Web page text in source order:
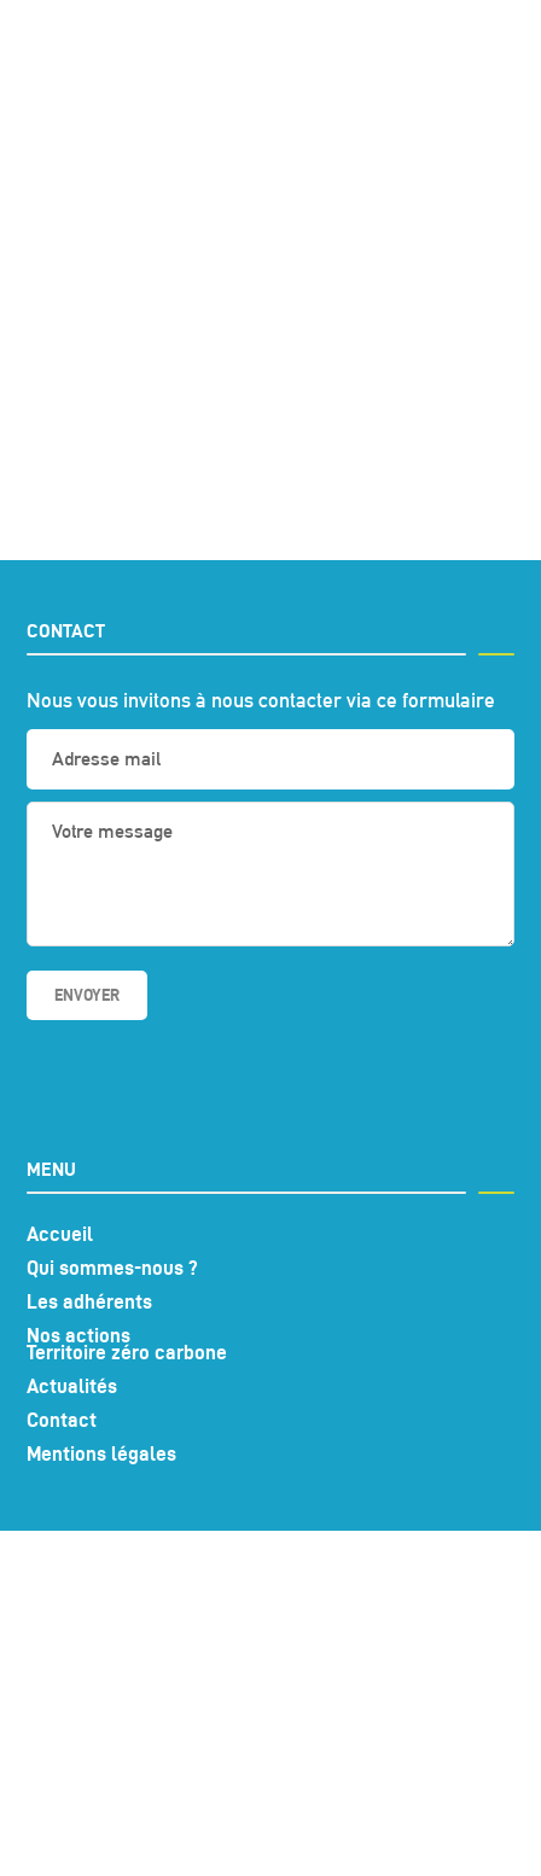
CONTACT
Nous vous invitons à nous contacter via ce formulaire
MENU
Accueil
Qui sommes-nous ?
Les adhérents
Nos actions
Territoire zéro carbone
Actualités
Contact
Mentions légales